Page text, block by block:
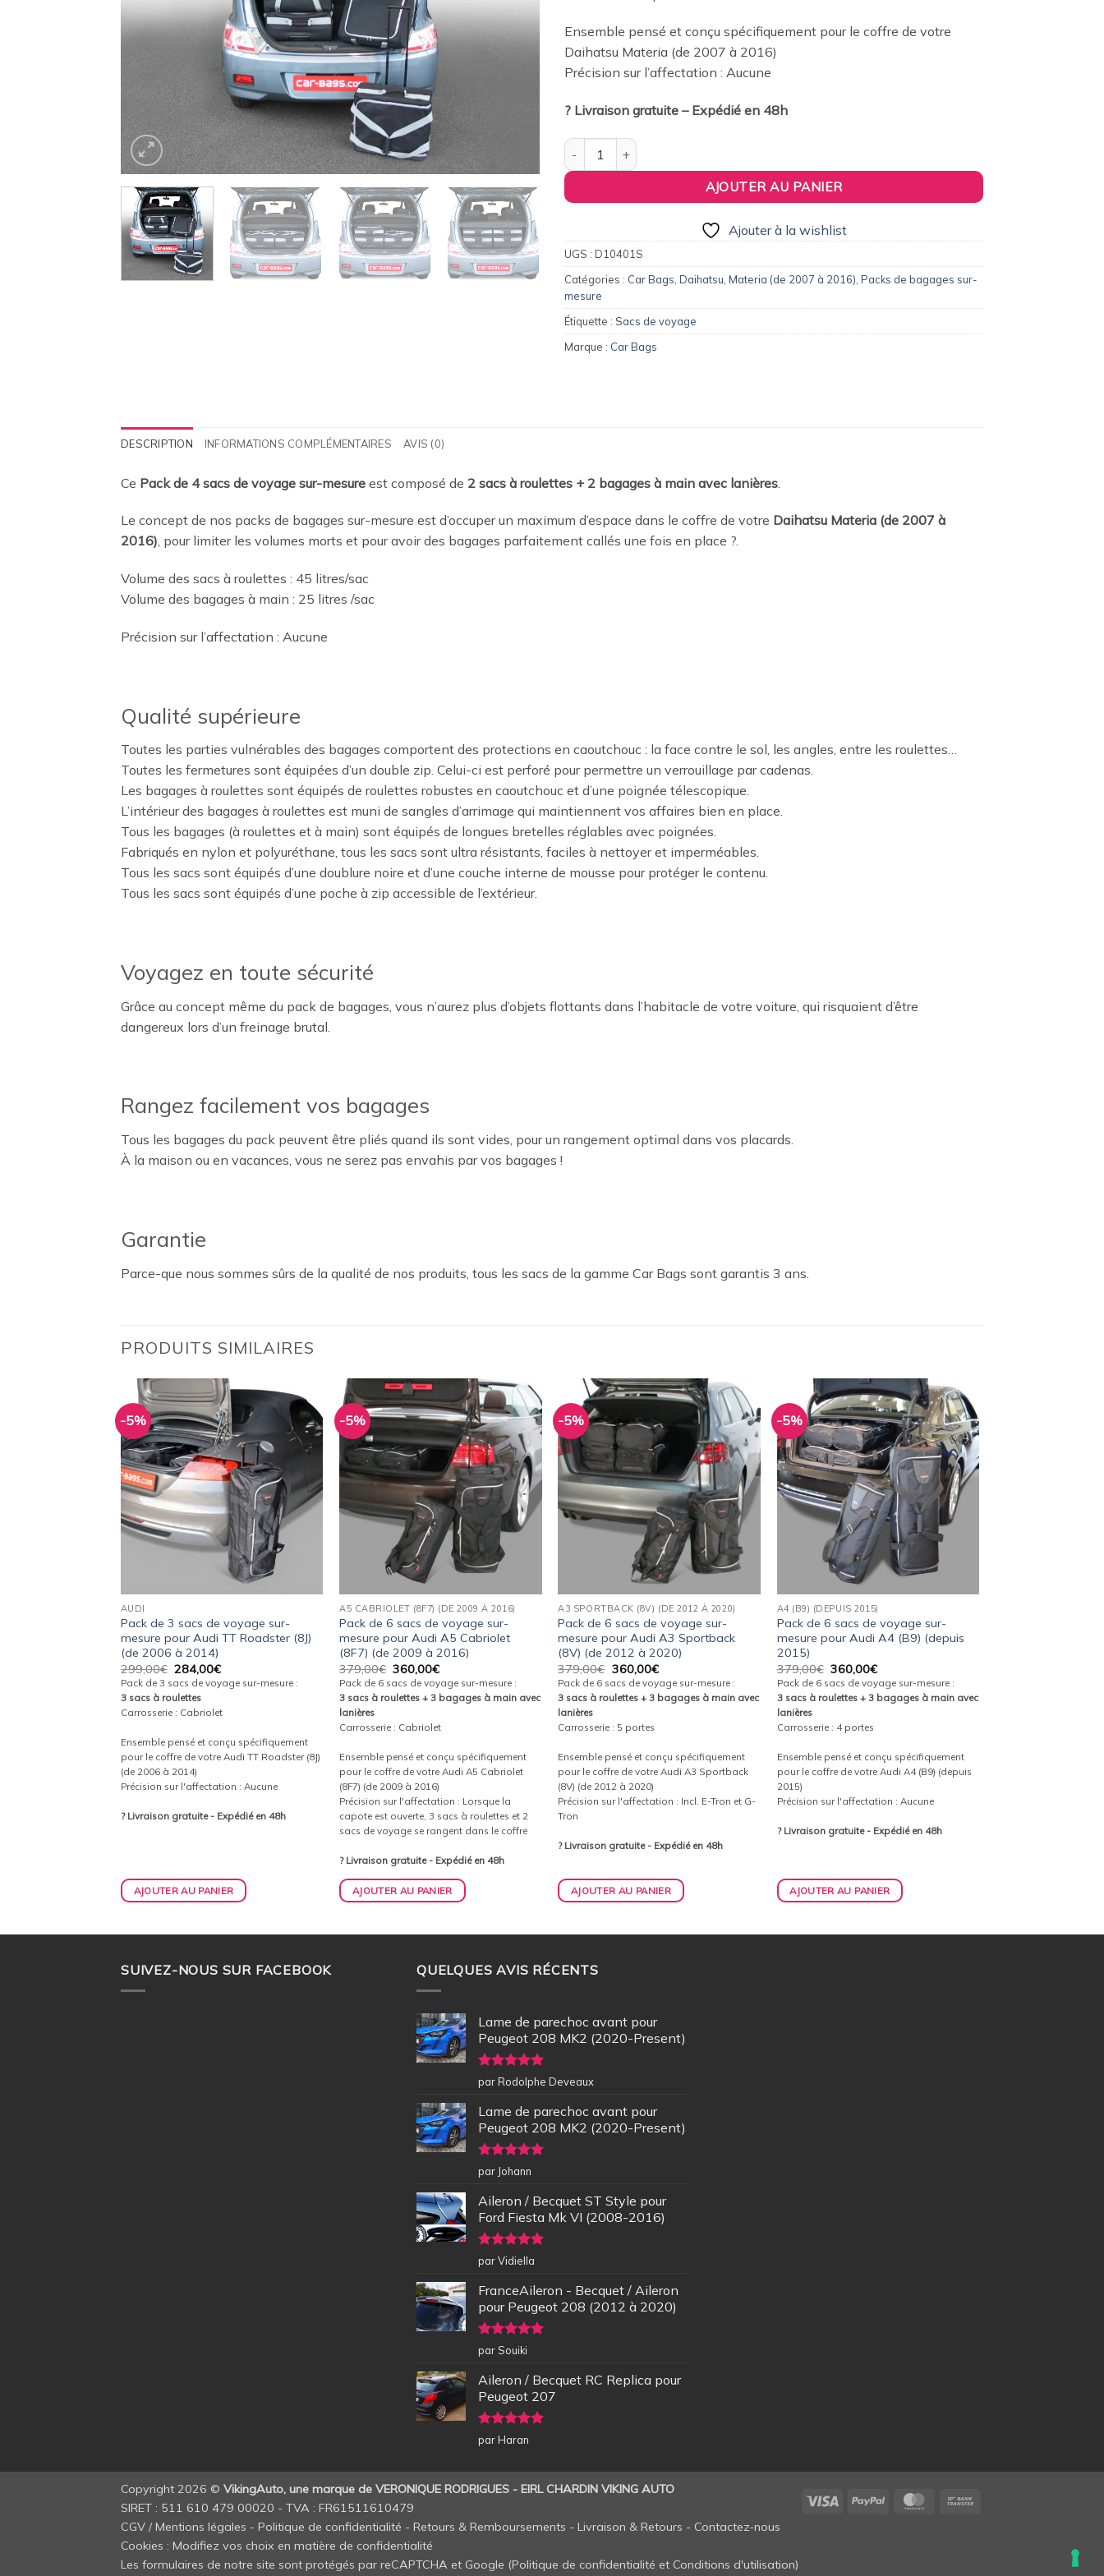
Ensemble pensé et conçu spécifiquement pour le coffre de votre
Daihatsu Materia (de 2007 à 2016)
Précision sur l’affectation : Aucune
? Livraison gratuite – Expédié en 48h
quantité de Pack de 4 sacs de voyage sur-mesure pour Daihatsu Materia (de 2007 à 2016)
AJOUTER AU PANIER
Ajouter à la wishlist
UGS : D10401S
Catégories : Car Bags Daihatsu Materia (de 2007 à 2016) Packs de bagages sur-
mesure
Étiquette : Sacs de voyage
Marque : Car Bags
DESCRIPTION INFORMATIONS COMPLÉMENTAIRES AVIS (0)
Ce Pack de 4 sacs de voyage sur-mesure est composé de 2 sacs à roulettes + 2 bagages à main avec lanières
Le concept de nos packs de bagages sur-mesure est d’occuper un maximum d’espace dans le coffre de votre Daihatsu Materia (de 2007 à
2016), pour limiter les volumes morts et pour avoir des bagages parfaitement callés une fois en place ?.
Volume des sacs à roulettes : 45 litres/sac
Volume des bagages à main : 25 litres /sac
Précision sur l’affectation : Aucune
Qualité supérieure
Toutes les parties vulnérables des bagages comportent des protections en caoutchouc : la face contre le sol, les angles, entre les roulettes…
Toutes les fermetures sont équipées d’un double zip. Celui-ci est perforé pour permettre un verrouillage par cadenas.
Les bagages à roulettes sont équipés de roulettes robustes en caoutchouc et d’une poignée télescopique.
L’intérieur des bagages à roulettes est muni de sangles d’arrimage qui maintiennent vos affaires bien en place.
Tous les bagages (à roulettes et à main) sont équipés de longues bretelles réglables avec poignées.
Fabriqués en nylon et polyuréthane, tous les sacs sont ultra résistants, faciles à nettoyer et imperméables.
Tous les sacs sont équipés d’une doublure noire et d’une couche interne de mousse pour protéger le contenu.
Tous les sacs sont équipés d’une poche à zip accessible de l’extérieur.
Voyagez en toute sécurité
Grâce au concept même du pack de bagages, vous n’aurez plus d’objets flottants dans l’habitacle de votre voiture, qui risquaient d’être
dangereux lors d’un freinage brutal.
Rangez facilement vos bagages
Tous les bagages du pack peuvent être pliés quand ils sont vides, pour un rangement optimal dans vos placards.
À la maison ou en vacances, vous ne serez pas envahis par vos bagages !
Garantie
Parce-que nous sommes sûrs de la qualité de nos produits, tous les sacs de la gamme Car Bags sont garantis 3 ans.
PRODUITS SIMILAIRES
-5%
Ajouter
à la
wishlist
AUDI
Pack de 3 sacs de voyage sur-
mesure pour Audi TT Roadster (8J)
(de 2006 à 2014)
299,00€ Le
prix
initial
était :
299,00€.
284,00€Le
prix
actuel
284,00€.
Pack de 3 sacs de voyage sur-mesure :
3 sacs à roulettes
Carrosserie : Cabriolet
Ensemble pensé et conçu spécifiquement
pour le coffre de votre Audi TT Roadster (8J)
(de 2006 à 2014)
Précision sur l'affectation : Aucune
? Livraison gratuite - Expédié en 48h
AJOUTER AU PANIER
-5%
Ajouter
à la
wishlist
A5 CABRIOLET (8F7) (DE 2009 À 2016)
Pack de 6 sacs de voyage sur-
mesure pour Audi A5 Cabriolet
(8F7) (de 2009 à 2016)
379,00€ Le
prix
initial
était :
360,00€Le
prix
actuel
est :
Pack de 6 sacs de voyage sur-mesure :
3 sacs à roulettes + 3 bagages à main avec
lanières
Carrosserie : Cabriolet
Ensemble pensé et conçu spécifiquement
pour le coffre de votre Audi A5 Cabriolet
(8F7) (de 2009 à 2016)
Précision sur l'affectation : Lorsque la
capote est ouverte, 3 sacs à roulettes et 2
sacs de voyage se rangent dans le coffre
? Livraison gratuite - Expédié en 48h
AJOUTER AU PANIER
-5%
Ajouter
à la
wishlist
A3 SPORTBACK (8V) (DE 2012 À 2020)
Pack de 6 sacs de voyage sur-
mesure pour Audi A3 Sportback
(8V) (de 2012 à 2020)
379,00€ Le
prix
initial
était :
360,00€Le
prix
actuel
est :
Pack de 6 sacs de voyage sur-mesure :
3 sacs à roulettes + 3 bagages à main avec
lanières
Carrosserie : 5 portes
Ensemble pensé et conçu spécifiquement
pour le coffre de votre Audi A3 Sportback
(8V) (de 2012 à 2020)
Précision sur l'affectation : Incl. E-Tron et G-
Tron
? Livraison gratuite - Expédié en 48h
AJOUTER AU PANIER
-5%
Ajouter
à la
wishlist
A4 (B9) (DEPUIS 2015)
Pack de 6 sacs de voyage sur-
mesure pour Audi A4 (B9) (depuis
2015)
379,00€ Le
prix
initial
était :
360,00€Le
prix
actuel
est :
Pack de 6 sacs de voyage sur-mesure :
3 sacs à roulettes + 3 bagages à main avec
lanières
Carrosserie : 4 portes
Ensemble pensé et conçu spécifiquement
pour le coffre de votre Audi A4 (B9) (depuis
2015)
Précision sur l'affectation : Aucune
? Livraison gratuite - Expédié en 48h
AJOUTER AU PANIER
SUIVEZ-NOUS SUR FACEBOOK QUELQUES AVIS RÉCENTS
Lame de parechoc avant pour
Peugeot 208 MK2 (2020-Present)
Note5sur
5
par Rodolphe Deveaux
Lame de parechoc avant pour
Peugeot 208 MK2 (2020-Present)
Note5sur
5
par Johann
Aileron / Becquet ST Style pour
Ford Fiesta Mk VI (2008-2016)
Note5sur
5
par Vidiella
FranceAileron - Becquet / Aileron
pour Peugeot 208 (2012 à 2020)
Note5sur
5
par Souiki
Aileron / Becquet RC Replica pour
Peugeot 207
Note5sur
5
par Haran
Visa PayPal MasterCard
Copyright 2026 © VikingAuto, une marque de VERONIQUE RODRIGUES - EIRL CHARDIN VIKING AUTO
SIRET : 511 610 479 00020 - TVA : FR61511610479
CGV / Mentions légales - Politique de confidentialité - Retours & Remboursements - Livraison & Retours - Contactez-nous
Cookies : Modifiez vos choix en matière de confidentialité
Les formulaires de notre site sont protégés par reCAPTCHA et Google (Politique de confidentialité et Conditions d'utilisation)